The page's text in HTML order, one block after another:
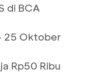
di BCA
25 Oktober
Rp50 Ribu